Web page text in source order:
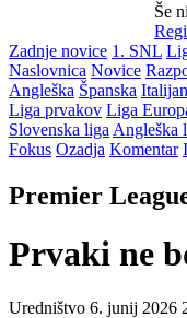
Še
Zadnje novice 1. SNL
Naslovnica Novice
Angleška Španska
Liga prvakov Liga
Slovenska liga Angleška
Fokus Ozadja Komentar
Premier
Prvaki ne
Uredništvo 6. junij 2026